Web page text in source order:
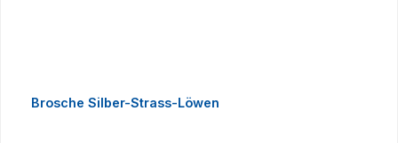
Brosche Silber-Strass-Löwen